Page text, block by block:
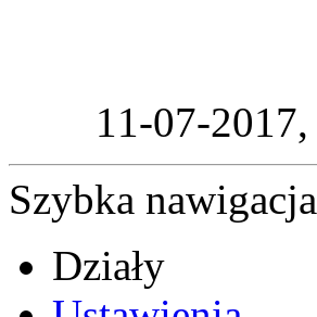
11-07-2017,
Szybka nawigacja
Działy